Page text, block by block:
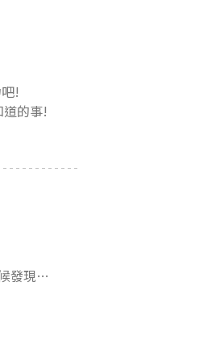
!
的事!
前往加拿大就讀CO-OP方案、打工度假，甚至留、遊學的學生難免遇到要延簽的時候發現護照時間所剩不多!